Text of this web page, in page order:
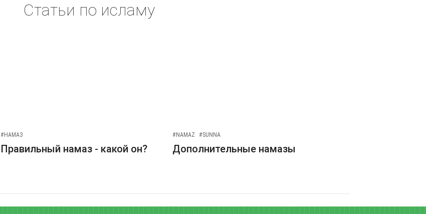
Статьи по исламу
#НАМАЗ
Правильный намаз - какой он?
#NAMAZ #SUNNA
Дополнительные намазы